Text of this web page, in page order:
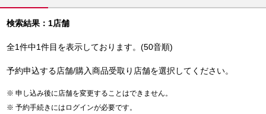
検索結果：1店舗
全1件中1件目を表示しております。(50音順)
予約申込する店舗/購入商品受取り店舗を選択してください。
申し込み後に店舗を変更することはできません。
予約手続きにはログインが必要です。